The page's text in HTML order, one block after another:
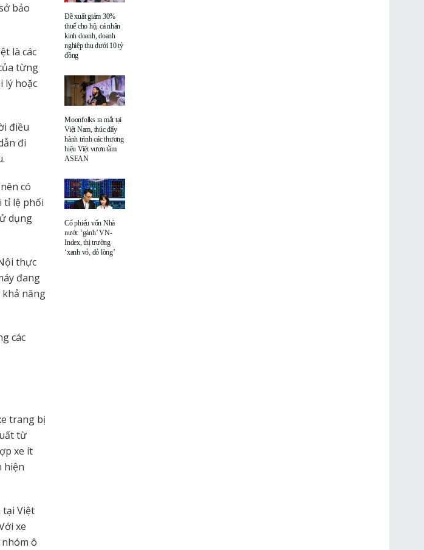
bảo
là các
từng
lý hoặc
điều
đi
có
tỉ lệ phối
dụng
thực
đang
khả năng
các
trang bị
từ
xe ít
hiện
tại Việt
xe
nhóm ô
Đề xuất giảm 30%
thuế cho hộ, cá nhân
kinh doanh, doanh
nghiệp thu dưới 10 tỷ
đồng
Moonfolks ra mắt tại
Việt Nam, thúc đẩy
hành trình các thương
hiệu Việt vươn tầm
ASEAN
Cổ phiếu vốn Nhà
nước ‘gánh’ VN-
Index, thị trường
‘xanh vỏ, đỏ lòng’